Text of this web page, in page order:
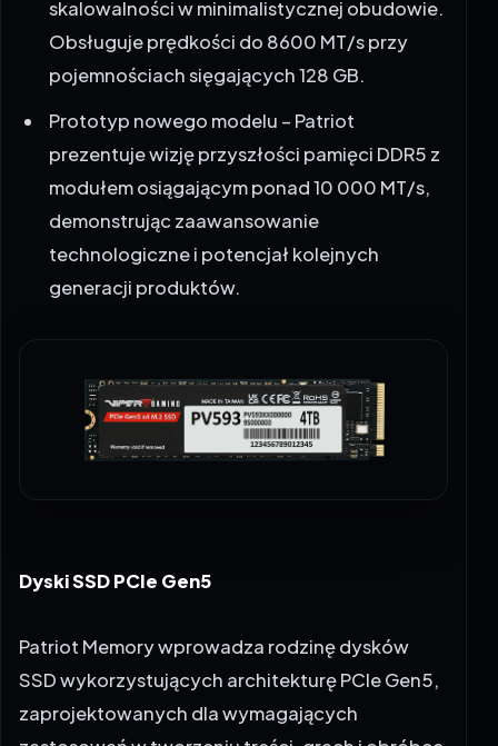
Obsługuje prędkości do 8600 MT/s przy
pojemnościach sięgających 128 GB.
prezentuje wizję przyszłości pamięci DDR5 z
modułem osiągającym ponad 10 000 MT/s,
demonstrując zaawansowanie
technologiczne i potencjał kolejnych
generacji produktów.
SSD wykorzystujących architekturę PCIe Gen5,
zaprojektowanych dla wymagających
zastosowań w tworzeniu treści, grach i obróbce